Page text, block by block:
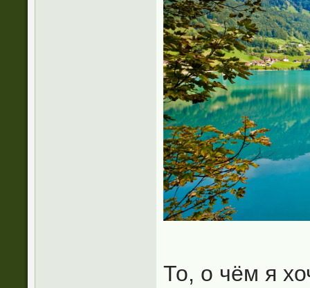
То, о чём я